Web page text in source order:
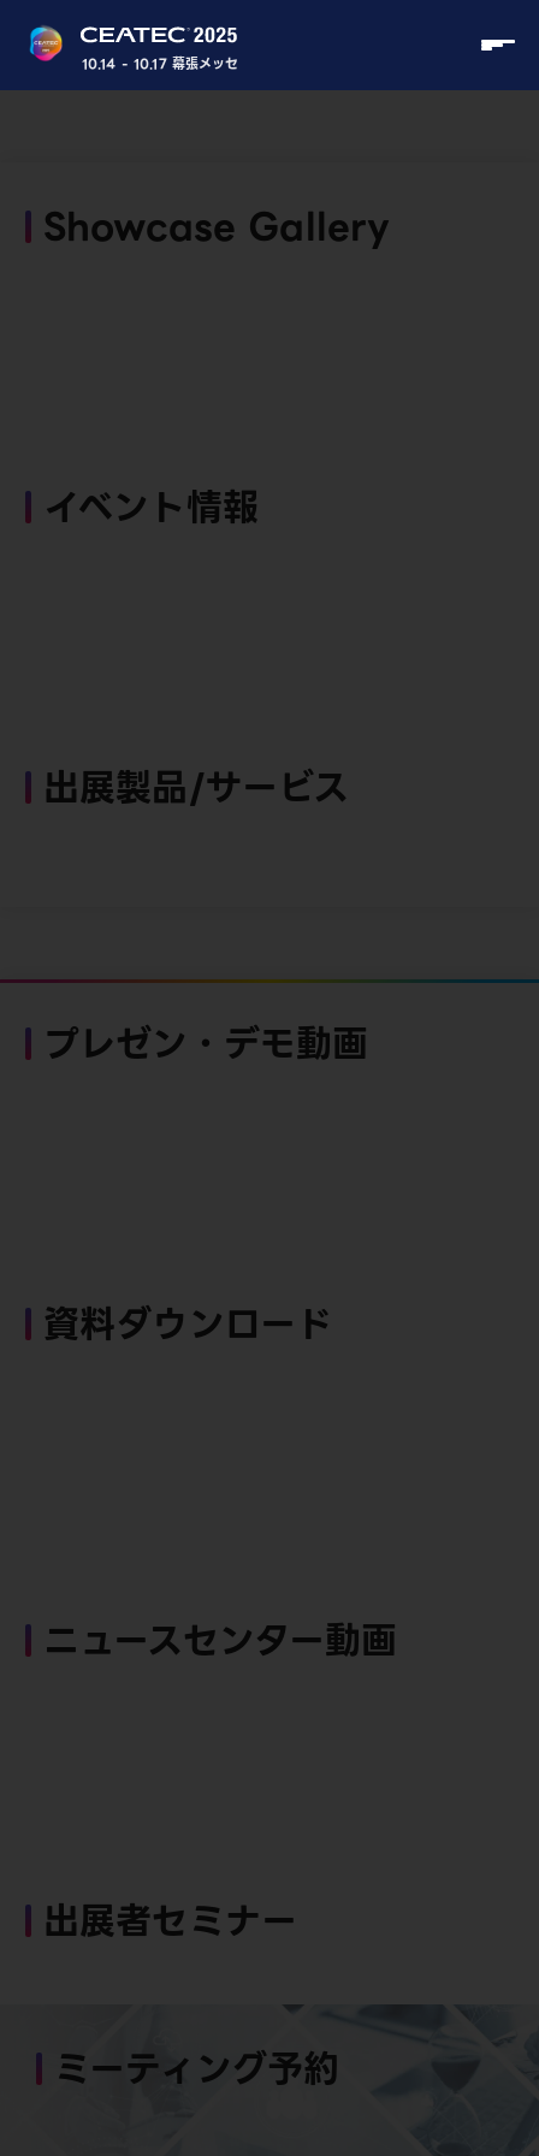
10.14 - 10.17 幕張メッセ
Showcase Gallery
イベント情報
出展製品/サービス
プレゼン・デモ動画
資料ダウンロード
ニュースセンター動画
出展者セミナー
ミーティング予約